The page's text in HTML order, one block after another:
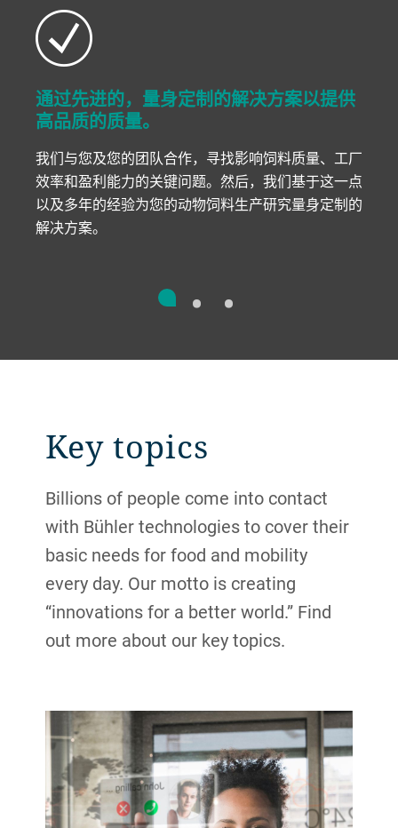
通过先进的，量身定制的解决方案以提供
高品质的质量。
我们与您及您的团队合作，寻找影响饲料质量、工厂
效率和盈利能力的关键问题。然后，我们基于这一点
以及多年的经验为您的动物饲料生产研究量身定制的
解决方案。
Key topics
Billions of people come into contact
with Bühler technologies to cover their
basic needs for food and mobility
every day. Our motto is creating
“innovations for a better world.” Find
out more about our key topics.